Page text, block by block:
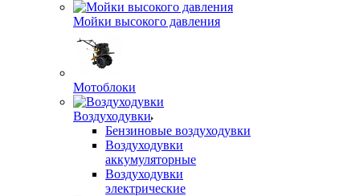
Мойки высокого давления
Мотоблоки
Воздуходувки
Бензиновые воздуходувки
Воздуходувки
аккумуляторные
Воздуходувки
электрические